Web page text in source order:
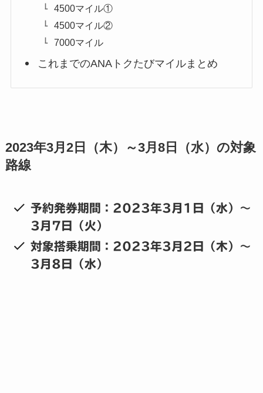
4500マイル①
4500マイル②
7000マイル
これまでのANAトクたびマイルまとめ
2023年3月2日（木）～3月8日（水）の対象
路線
予約発券期間：2023年3月1日（水）～
3月7日（火）
対象搭乗期間：2023年3月2日（木）～
3月8日（水）